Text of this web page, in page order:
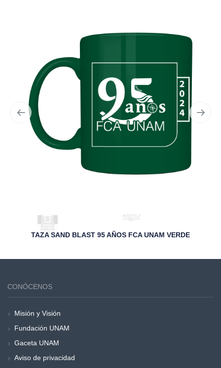
TAZA SAND BLAST 95 AÑOS FCA UNAM VERDE
CONÓCENOS
Misión y Visión
Fundación UNAM
Gaceta UNAM
Aviso de privacidad